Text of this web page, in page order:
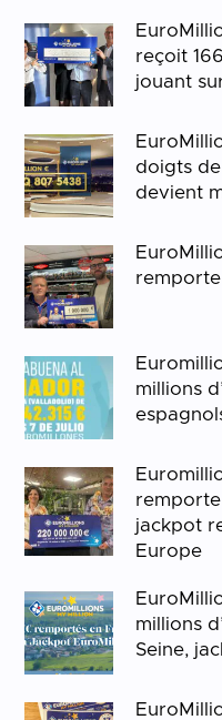
reçoit
jouant
doigts
devient
remporte
millions
remporte
jackpot
Europe
millions
Seine,